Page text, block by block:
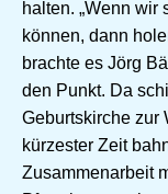
halten. „Wenn
können, dann
brachte es Jörg
den Punkt. Da
Geburtskirche zur
kürzester Zeit
Zusammenarbeit